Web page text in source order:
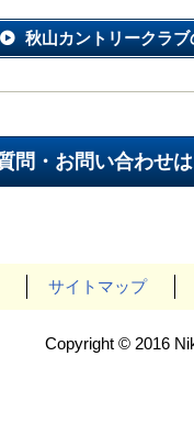
秋山カントリークラ
サイトマップ
Copyright © 2016